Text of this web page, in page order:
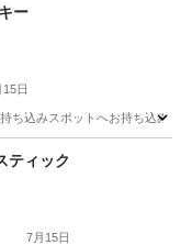
ー
15日
みスポットへお持ち込みし
ティック
7月15日